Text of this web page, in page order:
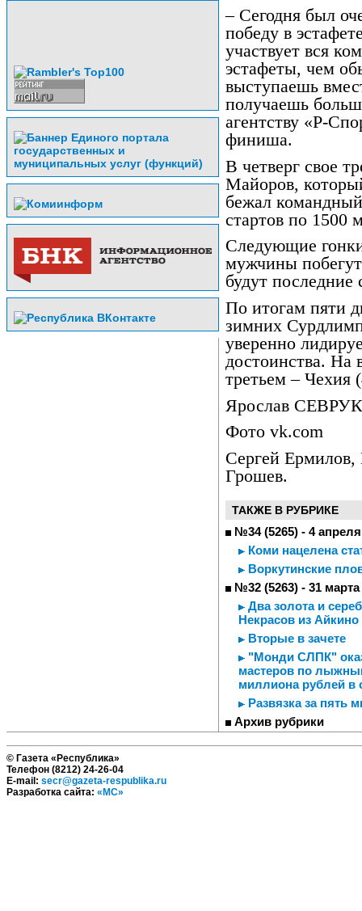
– Сегодня был
победу в
участвует вся
эстафеты, чем
выступаешь
получаешь
агентству «Р-
финиша.
В четверг свое
Майоров,
бежал
стартов по 1500
Следующие
мужчины
будут последние
По итогам пяти
зимних
уверенно
достоинства.
третьем – Чехия
Ярослав СЕВРУК
Фото vk.com
Сергей
Грошев.
ТАКЖЕ В РУБРИКЕ
№34 (5265) - 4 апреля
Коми нацелена
Воркутинские
№32 (5263) - 31 марта
Два золота и
Некрасов из Айкино
Вторые в зачете
"Монди СЛПК"
мастеров по
миллиона рублей в
Развязка за пять
Архив рубрики
© Газета «Республика»
Телефон (8212) 24-26-04
E-mail: secr@gazeta-respublika.ru
Разработка сайта: «МС»